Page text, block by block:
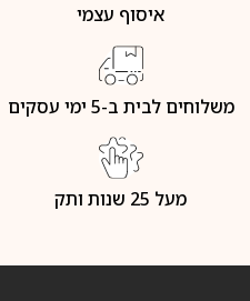
איסוף עצמי
משלוחים לבית ב-5 ימי עסקים
מעל 25 שנות ותק